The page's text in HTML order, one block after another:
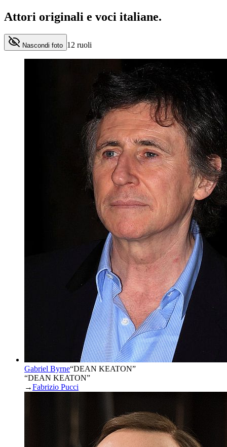
Attori originali e voci italiane.
Nascondi foto 12 ruoli
Gabriel Byrne“DEAN KEATON”
“DEAN KEATON”
→Fabrizio Pucci